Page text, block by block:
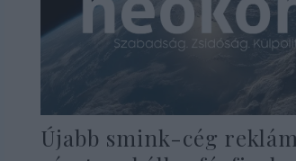
Újabb smink-cég